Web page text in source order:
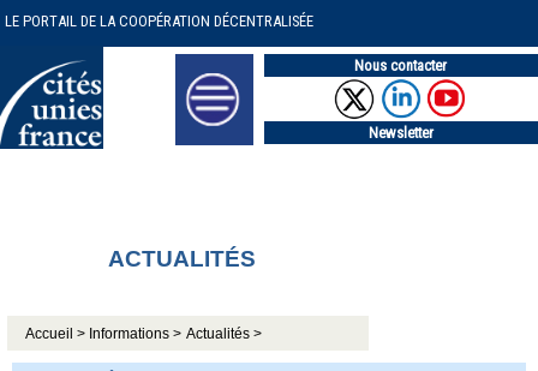
LE PORTAIL DE LA COOPÉRATION DÉCENTRALISÉE
Nous contacter
Newsletter
ACTUALITÉS
Accueil > Informations > Actualités >